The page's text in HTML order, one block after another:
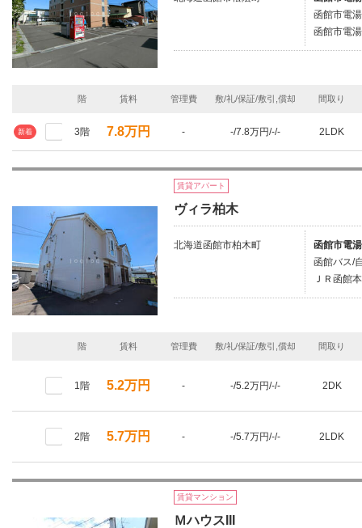
函館市電
函館市電
階 賃料 管理費 敷/礼/保証/敷引,償却 間取り
新着 3階 7.8万円 - -/7.8万円/-/- 2LDK
賃貸アパート
ヴィラ柏木
北海道函館市柏木町
函館市電
函館バス/
ＪＲ函館
階 賃料 管理費 敷/礼/保証/敷引,償却 間取り
1階 5.2万円 - -/5.2万円/-/- 2DK
2階 5.7万円 - -/5.7万円/-/- 2LDK
賃貸マンション
ＭハウスIII